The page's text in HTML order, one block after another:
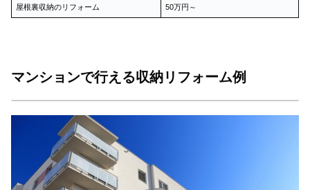
屋根裏収納のリフォーム 50万円～
マンションで行える収納リフォーム例